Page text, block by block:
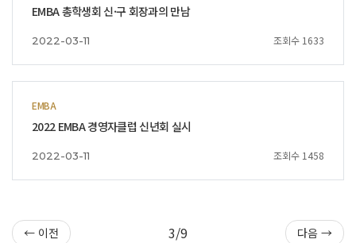
EMBA 총학생회 신·구 회장과의 만남
2022-03-11 조회수 1633
EMBA
2022 EMBA 경영자클럽 신년회 실시
2022-03-11 조회수 1458
← 이전 3/9 다음 →